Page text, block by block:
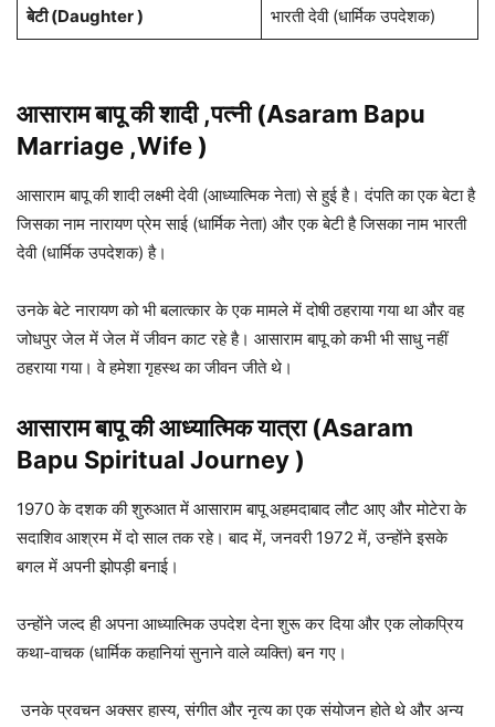
बेटी (Daughter ) भारती देवी (धार्मिक उपदेशक)
आसाराम बापू की शादी ,पत्नी (Asaram Bapu
Marriage ,Wife )
आसाराम बापू की शादी लक्ष्मी देवी (आध्यात्मिक नेता) से हुई है। दंपति का एक बेटा है
जिसका नाम नारायण प्रेम साई (धार्मिक नेता) और एक बेटी है जिसका नाम भारती
देवी (धार्मिक उपदेशक) है।
उनके बेटे नारायण को भी बलात्कार के एक मामले में दोषी ठहराया गया था और वह
जोधपुर जेल में जेल में जीवन काट रहे है। आसाराम बापू को कभी भी साधु नहीं
ठहराया गया। वे हमेशा गृहस्थ का जीवन जीते थे।
आसाराम बापू की आध्यात्मिक यात्रा (Asaram
Bapu Spiritual Journey )
1970 के दशक की शुरुआत में आसाराम बापू अहमदाबाद लौट आए और मोटेरा के
सदाशिव आश्रम में दो साल तक रहे। बाद में, जनवरी 1972 में, उन्होंने इसके
बगल में अपनी झोपड़ी बनाई।
उन्होंने जल्द ही अपना आध्यात्मिक उपदेश देना शुरू कर दिया और एक लोकप्रिय
कथा-वाचक (धार्मिक कहानियां सुनाने वाले व्यक्ति) बन गए।
उनके प्रवचन अक्सर हास्य, संगीत और नृत्य का एक संयोजन होते थे और अन्य